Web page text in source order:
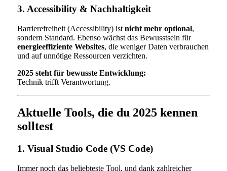
3. Accessibility & Nachhaltigkeit
Barrierefreiheit (Accessibility) ist nicht mehr optional,
sondern Standard. Ebenso wächst das Bewusstsein für
energieeffiziente Websites, die weniger Daten verbrauchen
und auf unnötige Ressourcen verzichten.
2025 steht für bewusste Entwicklung:
Technik trifft Verantwortung.
Aktuelle Tools, die du 2025 kennen
solltest
1. Visual Studio Code (VS Code)
Immer noch das beliebteste Tool, und dank zahlreicher